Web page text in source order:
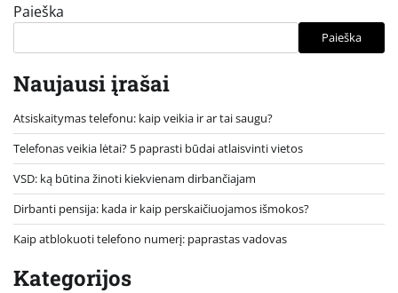
Paieška
Paieška
Naujausi įrašai
Atsiskaitymas telefonu: kaip veikia ir ar tai saugu?
Telefonas veikia lėtai? 5 paprasti būdai atlaisvinti vietos
VSD: ką būtina žinoti kiekvienam dirbančiajam
Dirbanti pensija: kada ir kaip perskaičiuojamos išmokos?
Kaip atblokuoti telefono numerį: paprastas vadovas
Kategorijos